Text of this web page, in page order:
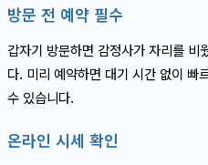
방문 전 예약 필수
갑자기 방문하면 감정사가 자리를 비
다. 미리 예약하면 대기 시간 없이 빠
수 있습니다.
온라인 시세 확인